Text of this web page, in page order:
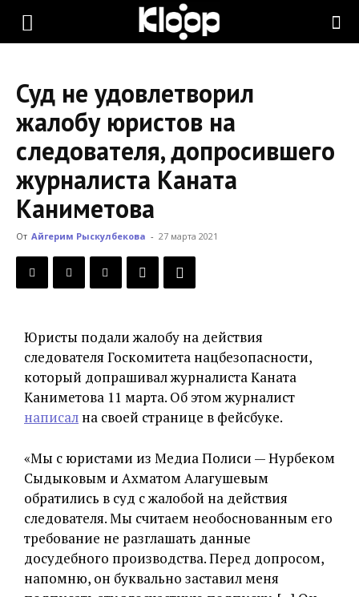
KLOOP.KG
Новости
Кыргызстана
Суд не удовлетворил
жалобу юристов на
следователя, допросившего
журналиста Каната
Каниметова
От Айгерим Рыскулбекова - 27 марта 2021
Юристы подали жалобу на действия
следователя Госкомитета нацбезопасности,
который допрашивал журналиста Каната
Каниметова 11 марта. Об этом журналист
написал на своей странице в фейсбуке.
«Мы с юристами из Медиа Полиси — Нурбеком
Сыдыковым и Ахматом Алагушевым
обратились в суд с жалобой на действия
следователя. Мы считаем необоснованным его
требование не разглашать данные
досудебного производства. Перед допросом,
напомню, он буквально заставил меня